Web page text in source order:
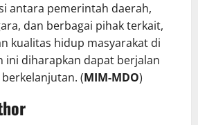
antara pemerintah daerah,
dan berbagai pihak terkait,
kualitas hidup masyarakat di
ini diharapkan dapat berjalan
(MIM-MDO)